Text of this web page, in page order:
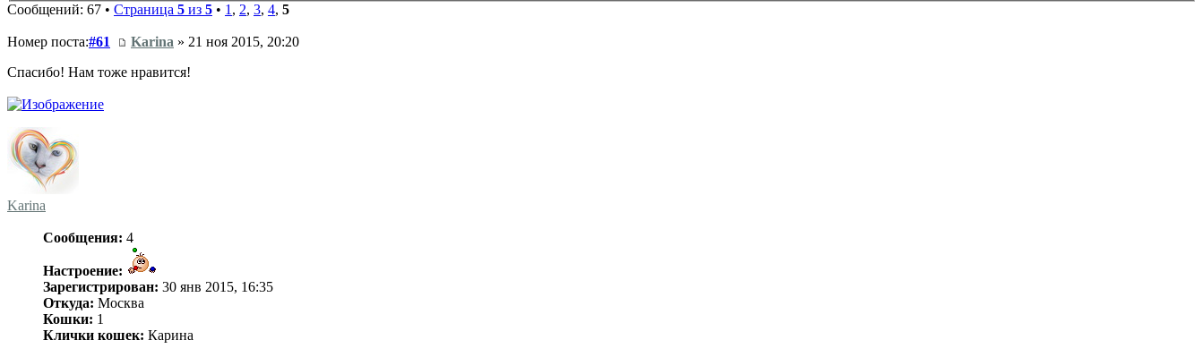
Сообщений: 67 • Страница 5 из 5 • 1 , 2, 3, 4, 5
Номер поста:#61 Karina » 21 ноя 2015, 20:20
Спасибо! Нам тоже нравится!
Karina
Сообщения: 4
Настроение:
Зарегистрирован: 30 янв 2015, 16:35
Откуда: Москва
Кошки: 1
Клички кошек: Карина